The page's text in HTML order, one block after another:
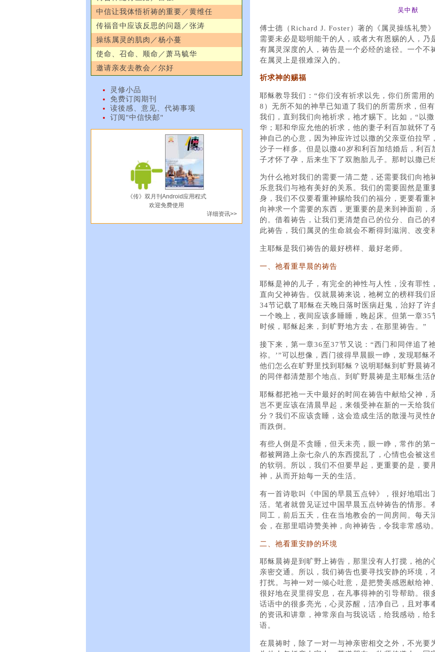
中信让我体悟祈祷的重要／黄维任
传福音中应该反思的问题／张涛
操练属灵的肌肉／杨小蔓
使命、召命、顺命／萧马毓华
邀请亲友去教会／尔好
灵修小品
免费订阅期刊
读後感、意见、代祷事项
订阅"中信快邮"
《传》双月刊Android应用程式
欢迎免费使用
详细资讯>>
吴中猷
傅士德（Richard J. Foster）著的《属灵操练礼赞
需要未必是聪明能干的人，或者大有恩赐的人，乃
有属灵深度的人，祷告是一个必经的途径。一个不
在属灵上是很难深入的。
祈求神的赐福
耶稣教导我们：“你们没有祈求以先，你们所需用
8）无所不知的神早已知道了我们的所需所求，但
我们，直到我们向祂祈求，祂才赐下。比如，“以
华；耶和华应允他的祈求，他的妻子利百加就怀了
神自己的心意，因为神应许过以撒的父亲亚伯拉罕
沙子一样多。但是以撒40岁和利百加结婚后，利
子才怀了孕，后来生下了双胞胎儿子。那时以撒已
为什么祂对我们的需要一清二楚，还需要我们向祂
乐意我们与祂有美好的关系。我们的需要固然是重
身，我们不仅要看重神赐给我们的福分，更要看重
向神求一个需要的东西，更重要的是来到神面前，
的。借着祷告，让我们更清楚自己的位分、自己的
此祷告，我们属灵的生命就会不断得到滋润、改变
主耶稣是我们祷告的最好榜样、最好老师。
一、祂看重早晨的祷告
耶稣是神的儿子，有完全的神性与人性，没有罪性
直向父神祷告。仅就晨祷来说，祂树立的榜样我们
34节记载了耶稣在天晚日落时医病赶鬼，治好了
一个晚上，夜间应该多睡睡，晚起床。但第一章
时候，耶稣起来，到旷野地方去，在那里祷告。”
接下来，第一章36至37节又说：“西门和同伴追了
祢。’”可以想像，西门彼得早晨眼一睁，发现耶稣
他们怎么在旷野里找到耶稣？说明耶稣到旷野晨祷
的同伴都清楚那个地点。到旷野晨祷是主耶稣生活
耶稣都把祂一天中最好的时间在祷告中献给父神，
岂不更应该在清晨早起，来领受神在新的一天给我
分？我们不应该贪睡，这会造成生活的散漫与灵性
而跌倒。
有些人倒是不贪睡，但天未亮，眼一睁，常作的第
都被网路上杂七杂八的东西搅乱了，心情也会被这
的软弱。所以，我们不但要早起，更重要的是，要
神，从而开始每一天的生活。
有一首诗歌叫《中国的早晨五点钟》，很好地唱出
活。笔者就曾见证过中国早晨五点钟祷告的情形。
同工，前后五天，住在当地教会的一间房间。每
会，在那里唱诗赞美神，向神祷告，令我非常感动
二、祂看重安静的环境
耶稣晨祷是到旷野上祷告，那里没有人打搅，祂的
亲密交通。所以，我们祷告也要寻找安静的环境，
打扰。与神一对一倾心吐意，是把赞美感恩献给神
很好地在灵里得安息，在凡事得神的引导帮助。很
话语中的很多亮光，心灵苏醒，洁净自己，且对事
的资讯和讲章，神常亲自与我说话，给我感动，给
语。
在晨祷时，除了一对一与神亲密相交之外，不光要